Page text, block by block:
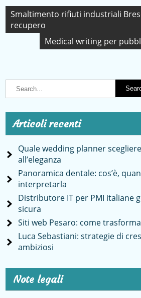
Navigazione
articoli
Smaltimento rifiuti industriali
recupero
Medical writing per
Articoli recenti
Quale wedding planner
all’eleganza
Panoramica dentale: cos’è,
interpretarla
Distributore IT per PMI italiane
sicura
Siti web Pesaro: come
Luca Sebastiani: strategie di
ambiziosi
Note legali